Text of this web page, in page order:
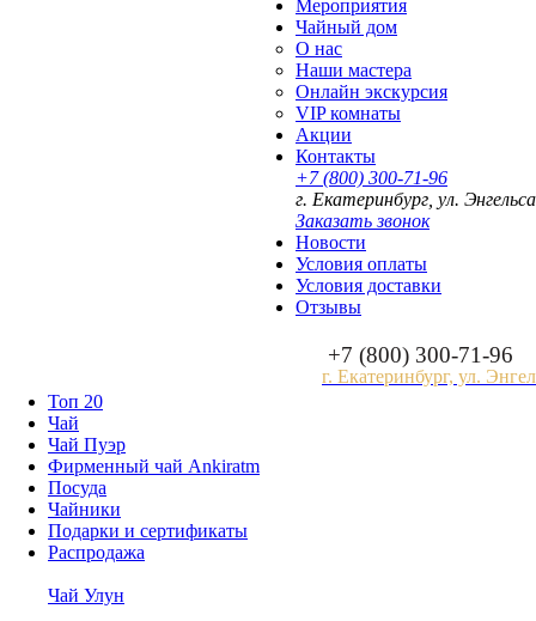
Мероприятия
Чайный дом
О нас
Наши мастера
Онлайн экскурсия
VIP комнаты
Акции
Контакты
+7 (800) 300-71-96
г. Екатеринбург, ул.
Заказать звонок
Новости
Условия оплаты
Условия доставки
Отзывы
+7 (800) 300-71-96
г. Екатеринбург, ул.
Топ 20
Чай
Чай Пуэр
Фирменный чай Ankiratm
Посуда
Чайники
Подарки и сертификаты
Распродажа
Чай Улун